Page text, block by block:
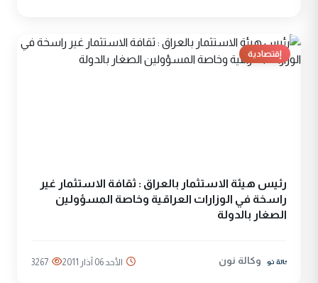
إقتصادية
رئيس هيئة الاستثمار بالعراق : ثقافة الاستثمار غير
راسخة في الوزارات العراقية وخاصة المسؤولين
الصغار بالدولة
وكالة نون الأحد 06 آذار 2011 3267